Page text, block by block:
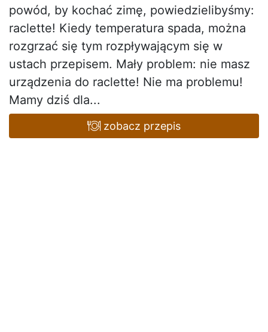
powód, by kochać zimę, powiedzielibyśmy:
raclette! Kiedy temperatura spada, można
rozgrzać się tym rozpływającym się w
ustach przepisem. Mały problem: nie masz
urządzenia do raclette! Nie ma problemu!
Mamy dziś dla...
zobacz przepis